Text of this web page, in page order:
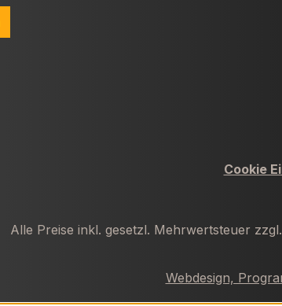
Cookie
Alle Preise inkl. gesetzl. Mehrwertsteuer zzgl.
Webdesign,